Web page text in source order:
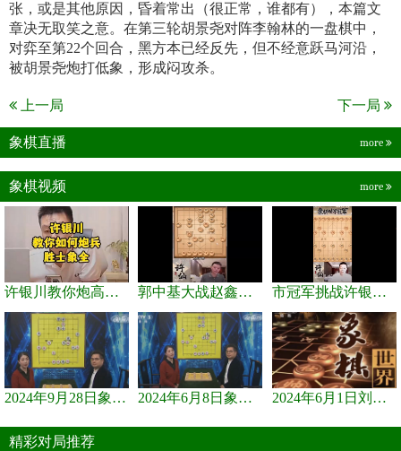
张，或是其他原因，昏着常出（很正常，谁都有），本篇文
章决无取笑之意。在第三轮胡景尧对阵李翰林的一盘棋中，
对弈至第22个回合，黑方本已经反先，但不经意跃马河沿，
被胡景尧炮打低象，形成闷攻杀。
上一局 下一局
象棋直播 more
象棋视频 more
许银川教你炮高兵士象全如何赢士象全，简单四步即可 郭中基大战赵鑫鑫，许银川激情讲解 市冠军挑战许银川，急进中兵变化真激烈！
2024年9月28日象棋世界栏目，刘君、蒋川讲解了第九届杨官璘杯象棋... 2024年6月8日象棋世界，刘君、蒋川讲解了第九届杨官璘杯全国象棋... 2024年6月1日刘君、蒋川讲解第三届上海杯象棋大师赛谢靖与李少庚...
精彩对局推荐